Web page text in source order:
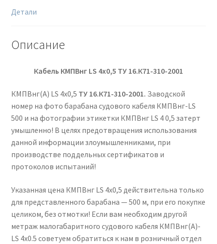
Детали
Описание
Кабель КМПВнг LS 4х0,5 ТУ 16.К71-310-2001
КМПВнг(А) LS 4х0,5 ТУ 16.К71-310-2001. Заводской
номер на фото барабана судового кабеля КМПВнг-LS
500 и на фотографии этикетки КМПВнг LS 4 0,5 затерт
умышленно! В целях предотвращения использования
данной информации злоумышленниками, при
производстве поддельных сертификатов и
протоколов испытаний!
Указанная цена КМПВнг LS 4х0,5 действительна только
для представленного барабана — 500 м, при его покупке
целиком, без отмотки! Если вам необходим другой
метраж малогабаритного судового кабеля КМПВнг(А)-
LS 4х0.5 советуем обратиться к нам в розничный отдел